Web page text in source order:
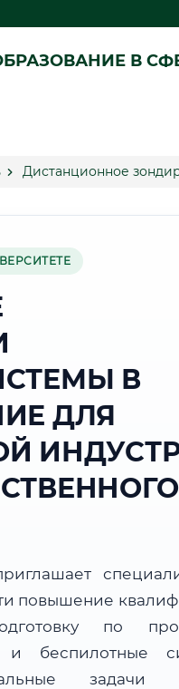
В
Дистанционное
В
ДЛЯ
повышение
по
и беспилотные
задачи